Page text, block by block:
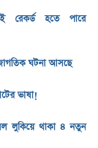
রেকর্ড হতে পারে
ঘটনা আসছে
ভাষা!
লুকিয়ে থাকা ৪ নতুন